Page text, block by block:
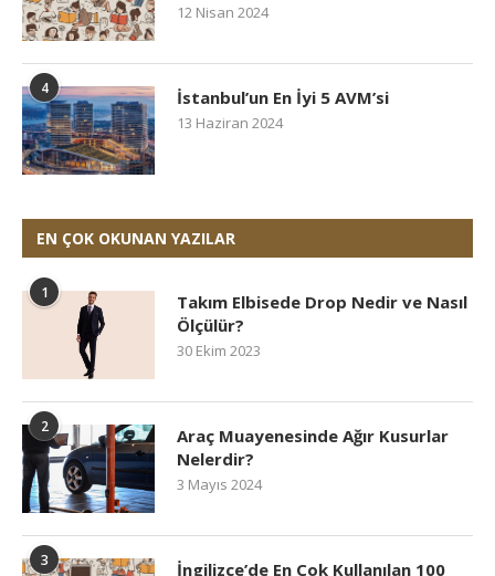
12 Nisan 2024
4 İstanbul’un En İyi 5 AVM’si
13 Haziran 2024
EN ÇOK OKUNAN YAZILAR
1
Takım Elbisede Drop Nedir ve Nasıl
Ölçülür?
30 Ekim 2023
2
Araç Muayenesinde Ağır Kusurlar
Nelerdir?
3 Mayıs 2024
3
İngilizce’de En Çok Kullanılan 100